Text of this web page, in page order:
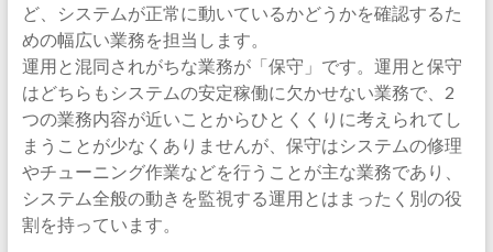
ど、システムが正常に動いているかどうかを確認するた
めの幅広い業務を担当します。
運用と混同されがちな業務が「保守」です。運用と保守
はどちらもシステムの安定稼働に欠かせない業務で、2
つの業務内容が近いことからひとくくりに考えられてし
まうことが少なくありませんが、保守はシステムの修理
やチューニング作業などを行うことが主な業務であり、
システム全般の動きを監視する運用とはまったく別の役
割を持っています。